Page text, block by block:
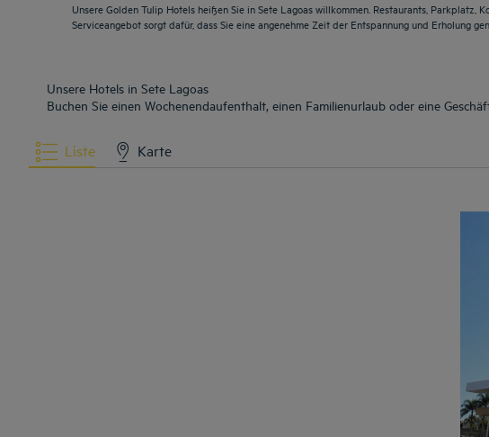
Unsere Golden Tulip Hotels heißen Sie in Sete Lagoas willkommen. Restaurants,
Serviceangebot sorgt dafür, dass Sie eine angenehme Zeit der Entspannung und Erholung
Unsere Hotels in Sete Lagoas
Buchen Sie einen Wochenendaufenthalt, einen Familienurlaub oder eine
Liste Karte